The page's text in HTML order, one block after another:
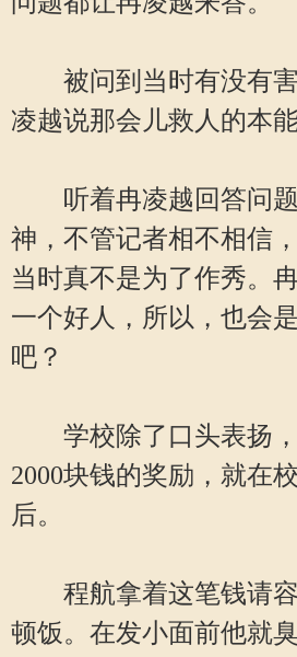
被问到当时有没有害
凌越说那会儿救人的本
听着冉凌越回答问题
神，不管记者相不相信
当时真不是为了作秀。
一个好人，所以，也会
吧？
学校除了口头表扬，
2000块钱的奖励，就在
后。
程航拿着这笔钱请容
顿饭。在发小面前他就